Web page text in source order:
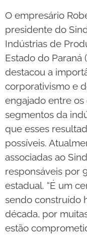
O empresário
presidente do
Indústrias de
Estado do Paraná
destacou a
corporativismo e
engajado entre os
segmentos da
que esses
possíveis.
associadas ao
responsáveis por
estadual. “É um
sendo construído
década, por
estão